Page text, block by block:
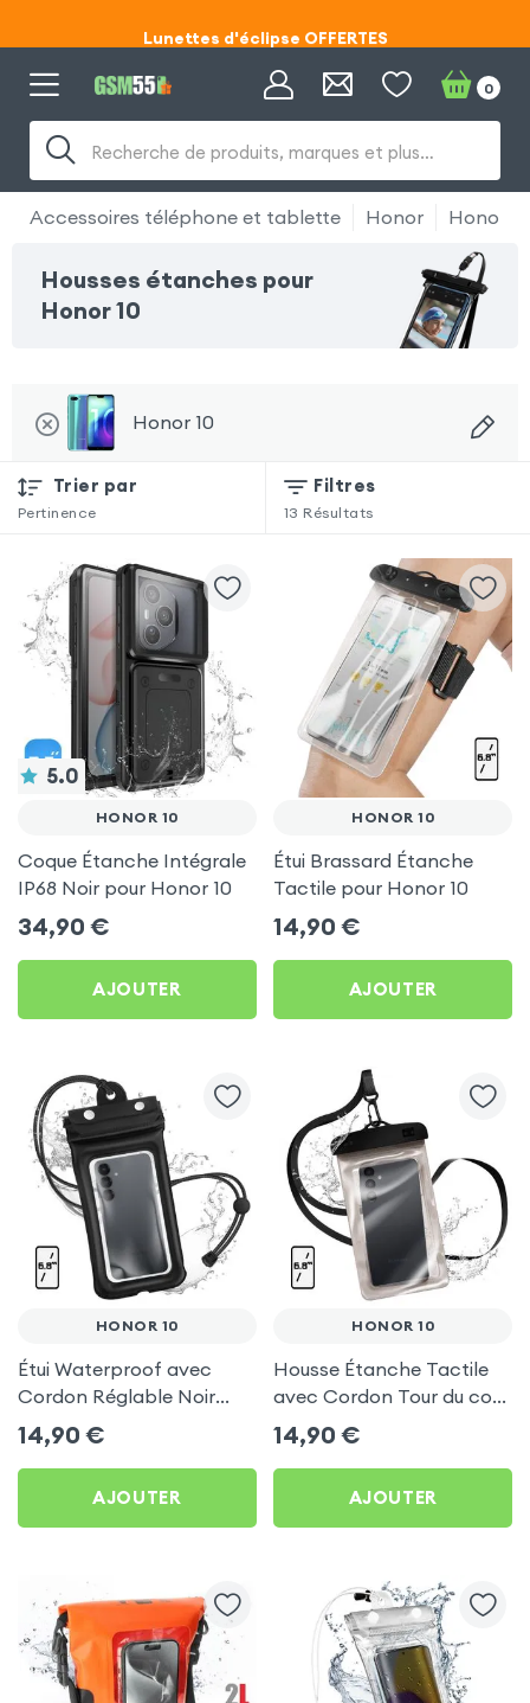
Code ECLIPSE55
Code ECLIPSE55
Recherche de produits, marques et plus…
0
Accessoires téléphone et tablette Honor Honor 10
Housses étanches pour
Honor 10
Honor 10
Trier par
Pertinence
Filtres
13 Résultats
5.0
HONOR 10
Coque Étanche Intégrale
IP68 Noir pour Honor 10
34,90 €
AJOUTER
HONOR 10
Étui Brassard Étanche
Tactile pour Honor 10
14,90 €
AJOUTER
HONOR 10
Étui Waterproof avec
Cordon Réglable Noir
pour Honor 10
14,90 €
AJOUTER
HONOR 10
Housse Étanche Tactile
avec Cordon Tour du cou
pour Honor 10
14,90 €
AJOUTER